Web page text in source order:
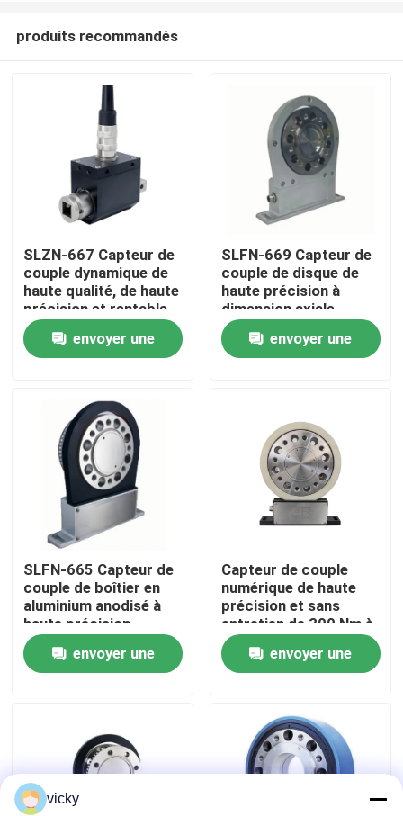
À la maison
Produits
À propos de nous
Visite de l'usine
Contrôle qualité
Contactez-nous
Nouvelles
Dynamomètre de couple
Dynamomètre à grande vitesse
produits recommandés
SLZN-667 Capteur de
couple dynamique de
haute qualité, de haute
précision et rentable
envoyer une
SLFN-669 Capteur de
couple de disque de
haute précision à
dimension axiale
courte
envoyer une
SLFN-665 Capteur de
couple de boîtier en
aluminium anodisé à
haute précision
envoyer une
Capteur de couple
numérique de haute
précision et sans
entretien de 300 Nm à
10000 tr/min
envoyer une
vicky